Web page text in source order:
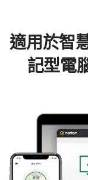
適用於智
記型電